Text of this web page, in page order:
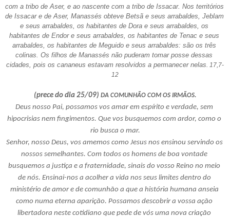
com a tribo de Aser, e ao nascente com a tribo de Issacar. Nos territórios
de Issacar e de Aser, Manassés obteve Betsã e seus arrabaldes, Jeblam
e seus arrabaldes, os habitantes de Dora e seus arrabaldes, os
habitantes de Endor e seus arrabaldes, os habitantes de Tenac e seus
arrabaldes, os habitantes de Meguido e seus arrabaldes: são os três
colinas. Os filhos de Manassés não puderam tomar posse dessas
cidades, pois os cananeus estavam resolvidos a permanecer nelas. 17,7-
12
(prece do dia 25/09) DA COMUNHÃO COM OS IRMÃOS.
Deus nosso Pai, possamos vos amar em espírito e verdade, sem
hipocrisias nem fingimentos. Que vos busquemos com ardor, como o
rio busca o mar.
Senhor, nosso Deus, vos amemos como Jesus nos ensinou servindo os
nossos semelhantes. Com todos os homens de boa vontade
busquemos a justiça e a fraternidade, sinais do vosso Reino no meio
de nós. Ensinai-nos a acolher a vida nos seus limites dentro do
ministério de amor e de comunhão a que a história humana anseia
como numa eterna aparição. Possamos descobrir a vossa ação
libertadora neste cotidiano que pede de vós uma nova criação